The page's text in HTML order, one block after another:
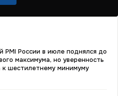
России в июле поднялся до
максимума, но уверенность
к шестилетнему минимуму